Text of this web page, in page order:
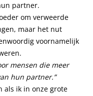
partner.
om verweerde
maar het nut
voornamelijk
mensen die meer
hun partner.”
als ik in onze grote